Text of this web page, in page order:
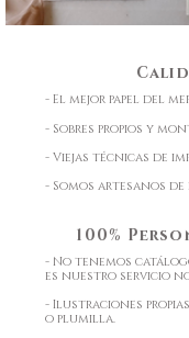
- El mejor papel del
- Sobres propios y
- Viejas técnicas de
- Somos artesanos de
100%
- No tenemos
es nuestro servicio
- Ilustraciones
o plumilla.